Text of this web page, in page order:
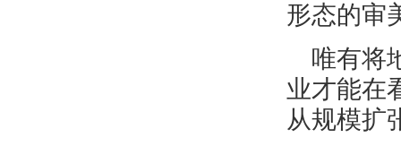
形态的审
唯有将
业才能在
从规模扩